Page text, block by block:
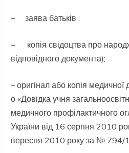
– заява батьків ;
– копія свідоцтва про
відповідного документа);
– оригінал або копія
о «Довідка учня
медичного профілактичного
України від 16 серпня 2010
вересня 2010 року за № 794/